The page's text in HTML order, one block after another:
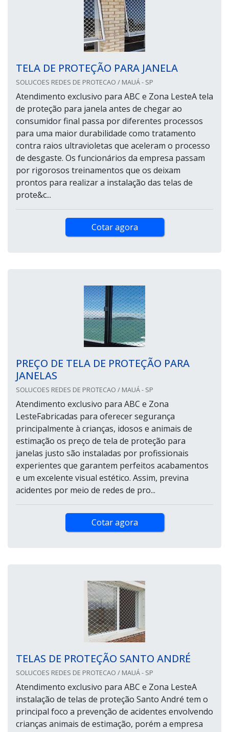
TELA DE PROTEÇÃO PARA JANELA
SOLUCOES REDES DE PROTECAO / MAUÁ - SP
Atendimento exclusivo para ABC e Zona LesteA tela
de proteção para janela antes de chegar ao
consumidor final passa por diferentes processos
para uma maior durabilidade como tratamento
contra raios ultravioletas que aceleram o processo
de desgaste. Os funcionários da empresa passam
por rigorosos treinamentos que os deixam
prontos para realizar a instalação das telas de
prote&c...
Cotar agora
PREÇO DE TELA DE PROTEÇÃO PARA
JANELAS
SOLUCOES REDES DE PROTECAO / MAUÁ - SP
Atendimento exclusivo para ABC e Zona
LesteFabricadas para oferecer segurança
principalmente à crianças, idosos e animais de
estimação os preço de tela de proteção para
janelas justo são instaladas por profissionais
experientes que garantem perfeitos acabamentos
e um excelente visual estético. Assim, previna
acidentes por meio de redes de pro...
Cotar agora
TELAS DE PROTEÇÃO SANTO ANDRÉ
SOLUCOES REDES DE PROTECAO / MAUÁ - SP
Atendimento exclusivo para ABC e Zona LesteA
instalação de telas de proteção Santo André tem o
principal foco a prevenção de acidentes envolvendo
crianças animais de estimação, porém a empresa